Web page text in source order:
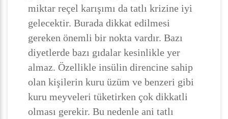
miktar reçel karışımı da tatlı krizine iyi
gelecektir. Burada dikkat edilmesi
gereken önemli bir nokta vardır. Bazı
diyetlerde bazı gıdalar kesinlikle yer
almaz. Özellikle insülin direncine sahip
olan kişilerin kuru üzüm ve benzeri gibi
kuru meyveleri tüketirken çok dikkatli
olması gerekir. Bu nedenle ani tatlı